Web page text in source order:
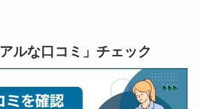
ルな口コミ」チェック